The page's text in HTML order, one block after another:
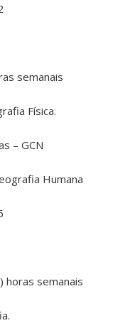
semanais
Física.
– GCN
Humana
horas semanais